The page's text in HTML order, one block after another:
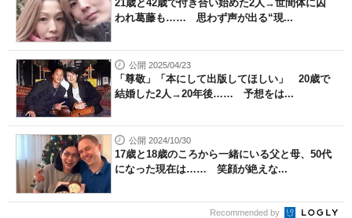
21歳と42歳で付き合い始めた2人→世間体に囚
われ葛藤も…… 思わず声が出る“現...
公開 2025/04/23
「尊敬」「本にして出版してほしい」 20歳で
結婚した2人→20年後…… 予想をは...
公開 2024/10/30
17歳と18歳のころから一緒にいる父と母、50代
になった現在は…… 笑顔が絶えな...
Recommended by